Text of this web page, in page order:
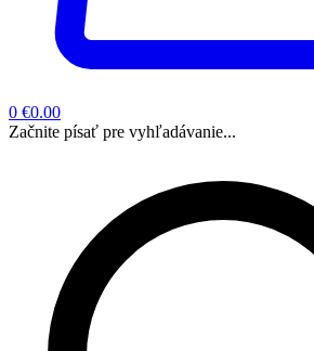
0 €0.00
Začnite písať pre vyhľadávanie...